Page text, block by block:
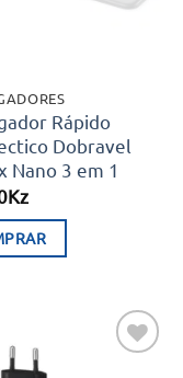
Rápido
Dobravel
Nano 3 em 1
Kz